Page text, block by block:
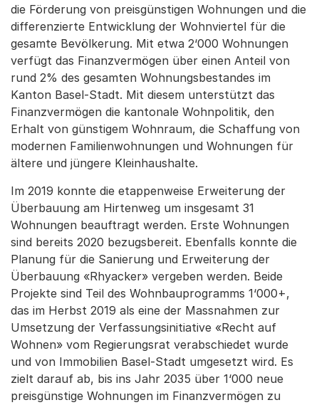
die Förderung von preisgünstigen Wohnungen und die
differenzierte Entwicklung der Wohnviertel für die
gesamte Bevölkerung. Mit etwa 2‘000 Wohnungen
verfügt das Finanzvermögen über einen Anteil von
rund 2% des gesamten Wohnungsbestandes im
Kanton Basel-Stadt. Mit diesem unterstützt das
Finanzvermögen die kantonale Wohnpolitik, den
Erhalt von günstigem Wohnraum, die Schaffung von
modernen Familienwohnungen und Wohnungen für
ältere und jüngere Kleinhaushalte.
Im 2019 konnte die etappenweise Erweiterung der
Überbauung am Hirtenweg um insgesamt 31
Wohnungen beauftragt werden. Erste Wohnungen
sind bereits 2020 bezugsbereit. Ebenfalls konnte die
Planung für die Sanierung und Erweiterung der
Überbauung «Rhyacker» vergeben werden. Beide
Projekte sind Teil des Wohnbauprogramms 1‘000+,
das im Herbst 2019 als eine der Massnahmen zur
Umsetzung der Verfassungsinitiative «Recht auf
Wohnen» vom Regierungsrat verabschiedet wurde
und von Immobilien Basel-Stadt umgesetzt wird. Es
zielt darauf ab, bis ins Jahr 2035 über 1‘000 neue
preisgünstige Wohnungen im Finanzvermögen zu